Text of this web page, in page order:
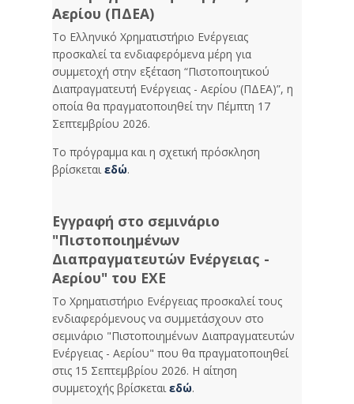
Αερίου (ΠΔΕΑ)
Το Ελληνικό Χρηματιστήριο Ενέργειας
προσκαλεί τα ενδιαφερόμενα μέρη για
συμμετοχή στην εξέταση “Πιστοποιητικού
Διαπραγματευτή Ενέργειας - Αερίου (ΠΔΕΑ)”, η
οποία θα πραγματοποιηθεί την Πέμπτη 17
Σεπτεμβρίου 2026.
Το πρόγραμμα και η σχετική πρόσκληση
βρίσκεταιεδώ.
Εγγραφή στο σεμινάριο
"Πιστοποιημένων
Διαπραγματευτών Ενέργειας -
Αερίου" του ΕΧΕ
Το Χρηματιστήριο Ενέργειας προσκαλεί τους
ενδιαφερόμενους να συμμετάσχουν στο
σεμινάριο "Πιστοποιημένων Διαπραγματευτών
Ενέργειας - Αερίου" που θα πραγματοποιηθεί
στις 15 Σεπτεμβρίου 2026. Η αίτηση
συμμετοχής βρίσκεταιεδώ.